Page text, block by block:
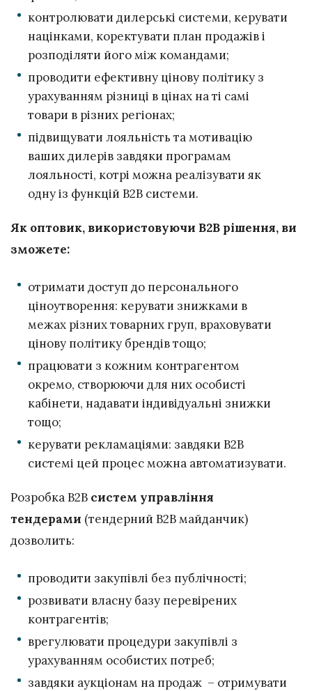
контролювати дилерські системи, керувати
націнками, коректувати план продажів і
розподіляти його між командами;
проводити ефективну цінову політику з
урахуванням різниці в цінах на ті самі
товари в різних регіонах;
підвищувати лояльність та мотивацію
ваших дилерів завдяки програмам
лояльності, котрі можна реалізувати як
одну із функцій B2B системи.
Як оптовик, використовуючи B2B рішення, ви
зможете:
отримати доступ до персонального
ціноутворення: керувати знижками в
межах різних товарних груп, враховувати
цінову політику брендів тощо;
працювати з кожним контрагентом
окремо, створюючи для них особисті
кабінети, надавати індивідуальні знижки
тощо;
керувати рекламаціями: завдяки B2B
системі цей процес можна автоматизувати.
Розробка B2B систем управління
тендерами (тендерний B2B майданчик)
дозволить:
проводити закупівлі без публічності;
розвивати власну базу перевірених
контрагентів;
врегулювати процедури закупівлі з
урахуванням особистих потреб;
завдяки аукціонам на продаж – отримувати